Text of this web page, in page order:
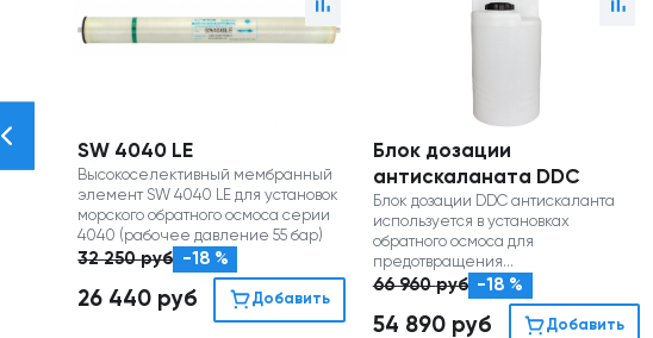
SW 4040 LE
Высокоселективный мембранный
элемент SW 4040 LE для установок
морского обратного осмоса серии
4040 (рабочее давление 55 бар)
32 250руб -18 %
26 440 руб Добавить
Блок дозации
антискаланата DDC
Блок дозации DDC антискаланта
используется в установках
обратного осмоса для
предотвращения
осадкообразования на мембранах
66 960руб -18 %
54 890 руб Добавить